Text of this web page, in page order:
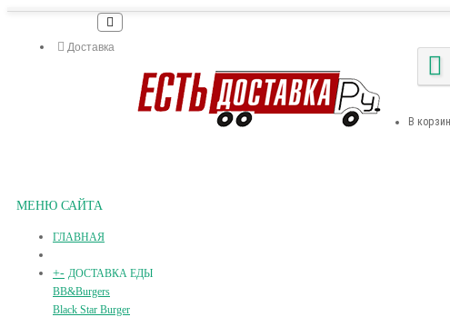
Доставка
В
МЕНЮ САЙТА
ГЛАВНАЯ
+- ДОСТАВКА ЕДЫ
BB&Burgers
Black Star Burger